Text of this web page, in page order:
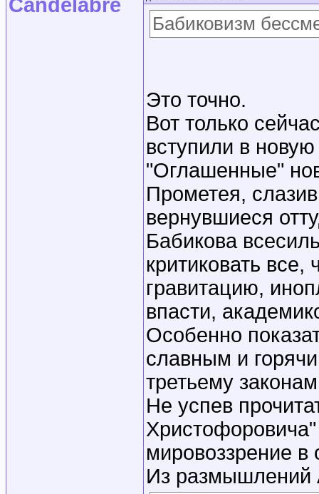
Candelabre
Бабиковизм
Это точно.
Вот только
вступили в
"Оглашенные"
Прометея,
вернувшиеся
Бабикова
критиковать все,
гравитацию,
впасти,
Особенно
славным и
третьему
Не успев
мировоззрение в
Из размышлений